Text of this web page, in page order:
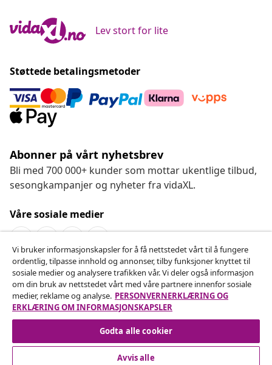
Lev stort for lite
Støttede betalingsmetoder
Abonner på vårt nyhetsbrev
Bli med 700 000+ kunder som mottar ukentlige tilbud,
sesongkampanjer og nyheter fra vidaXL.
Våre sosiale medier
Angre på kontrakten
Send inn en angrerett for bestillingen din.
Angre på kontrakten
Vi bruker informasjonskapsler for å få nettstedet vårt til å fungere
ordentlig, tilpasse innhold og annonser, tilby funksjoner knyttet til
sosiale medier og analysere trafikken vår. Vi deler også informasjon
om din bruk av nettstedet vårt med våre partnere innenfor sosiale
medier, reklame og analyse. PERSONVERNERKLÆRING OG
ERKLÆRING OM INFORMASJONSKAPSLER
Godta alle cookier
Avvis alle